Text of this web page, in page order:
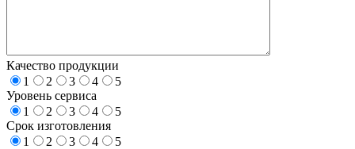
Качество продукции
1
2 3 4
5
Уровень сервиса
1
2 3 4
5
Срок изготовления
1
2 3 4
5